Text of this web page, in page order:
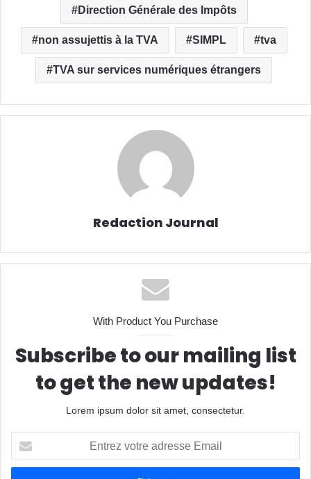
Direction Générale des Impôts
non assujettis à la TVA SIMPL tva
TVA sur services numériques étrangers
Redaction Journal
With Product You Purchase
Subscribe to our mailing list
to get the new updates!
Lorem ipsum dolor sit amet, consectetur.
votre
adresse